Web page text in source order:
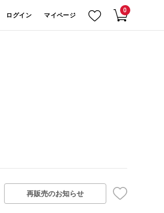
ログイン マイページ
0
再販売のお知らせ